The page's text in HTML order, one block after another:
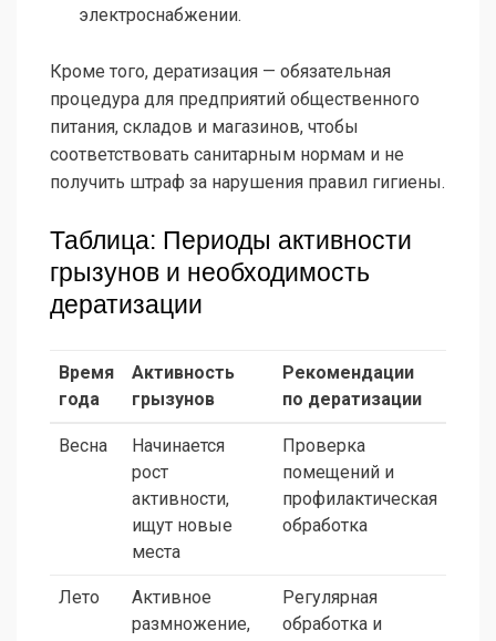
электроснабжении.
Кроме того, дератизация — обязательная
процедура для предприятий общественного
питания, складов и магазинов, чтобы
соответствовать санитарным нормам и не
получить штраф за нарушения правил гигиены.
Таблица: Периоды активности
грызунов и необходимость
дератизации
Время
года
Активность
грызунов
Рекомендации
по дератизации
Весна
Начинается
рост
активности,
ищут новые
места
Проверка
помещений и
профилактическая
обработка
Лето
Активное
размножение,
Регулярная
обработка и